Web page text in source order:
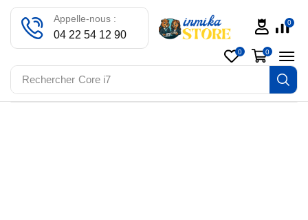
Rechercher Core i7
Appelle-nous :
04 22 54 12 90
0
0 0